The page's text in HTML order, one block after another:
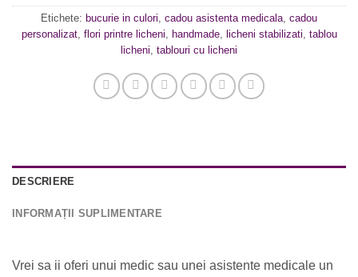
Etichete: bucurie in culori cadou asistenta medicala cadou
personalizat, flori printre licheni handmade, licheni stabilizati tablou
licheni tablouri cu licheni
DESCRIERE
INFORMAȚII SUPLIMENTARE
Vrei sa ii oferi unui medic sau unei asistente medicale un